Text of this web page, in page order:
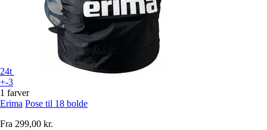
24t
+-3
1 farver
Erima Pose til 18 bolde
Fra 299,00 kr.